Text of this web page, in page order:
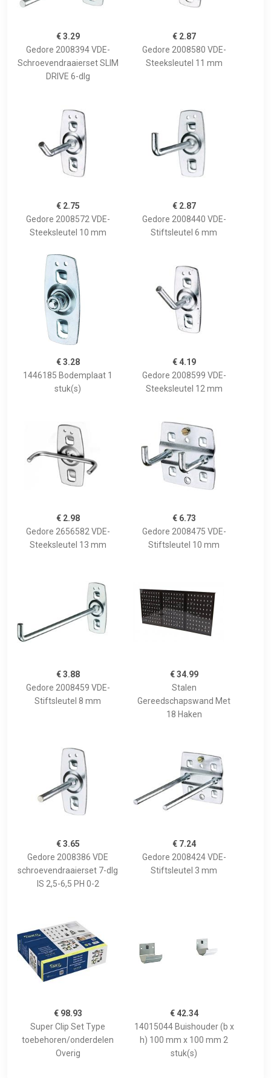
€ 3.29
Gedore 2008394 VDE-
Schroevendraaierset SLIM
DRIVE 6-dlg
€ 2.87
Gedore 2008580 VDE-
Steeksleutel 11 mm
€ 2.75
Gedore 2008572 VDE-
Steeksleutel 10 mm
€ 2.87
Gedore 2008440 VDE-
Stiftsleutel 6 mm
€ 3.28
1446185 Bodemplaat 1
stuk(s)
€ 4.19
Gedore 2008599 VDE-
Steeksleutel 12 mm
€ 2.98
Gedore 2656582 VDE-
Steeksleutel 13 mm
€ 6.73
Gedore 2008475 VDE-
Stiftsleutel 10 mm
€ 3.88
Gedore 2008459 VDE-
Stiftsleutel 8 mm
€ 34.99
Stalen
Gereedschapswand Met
18 Haken
€ 3.65
Gedore 2008386 VDE
schroevendraaierset 7-dlg
IS 2,5-6,5 PH 0-2
€ 7.24
Gedore 2008424 VDE-
Stiftsleutel 3 mm
€ 98.93
Super Clip Set Type
toebehoren/onderdelen
Overig
€ 42.34
14015044 Buishouder (b x
h) 100 mm x 100 mm 2
stuk(s)